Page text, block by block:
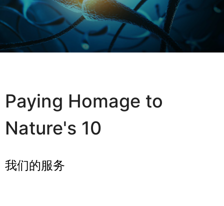
Paying Homage to
Nature's 10
我们的服务